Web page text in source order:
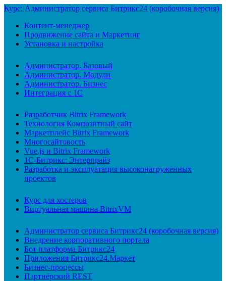
Курс: Администратор сервиса Битрикс24 (коробочная версия)
Контент-менеджер
Продвижение сайта и Маркетинг
Установка и настройка
Администратор. Базовый
Администратор. Модули
Администратор. Бизнес
Интеграция с 1С
Разработчик Bitrix Framework
Технология Композитный сайт
Маркетплейс Bitrix Framework
Многосайтовость
Vue.js и Bitrix Framework
1С-Битрикс: Энтерпрайз
Разработка и эксплуатация высоконагруженных
проектов
Курс для хостеров
Виртуальная машина BitrixVM
Администратор сервиса Битрикс24 (коробочная версия)
Внедрение корпоративного портала
Бот платформа Битрикс24
Приложения Битрикс24.Маркет
Бизнес-процессы
Партнёрский REST